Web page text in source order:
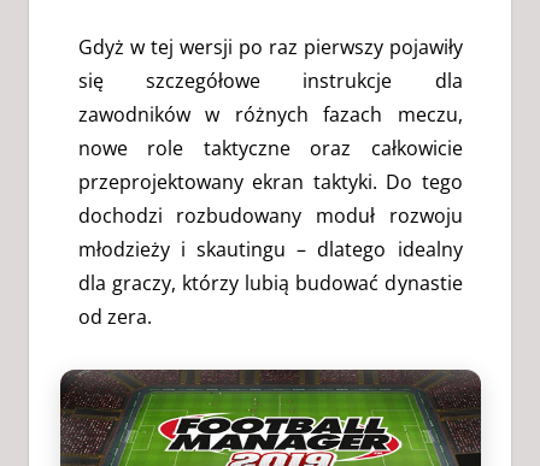
Gdyż w tej wersji po raz pierwszy pojawiły
się szczegółowe instrukcje dla
zawodników w różnych fazach meczu,
nowe role taktyczne oraz całkowicie
przeprojektowany ekran taktyki. Do tego
dochodzi rozbudowany moduł rozwoju
młodzieży i skautingu – dlatego idealny
dla graczy, którzy lubią budować dynastie
od zera.